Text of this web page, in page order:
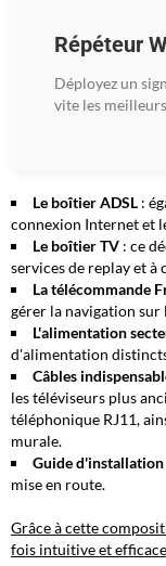
Répéteur
Déployez un
vite les
Le boîtier ADSL :
connexion Internet et
Le boîtier TV : ce
services de replay et
La télécommande
gérer la navigation sur
L'alimentation
d'alimentation
Câbles
les téléviseurs plus
téléphonique RJ11,
murale.
Guide d'installation
mise en route.
Grâce à cette
fois intuitive et